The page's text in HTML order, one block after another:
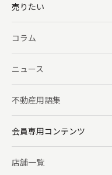
売りたい
コラム
ニュース
不動産用語集
会員専用コンテンツ
店舗一覧